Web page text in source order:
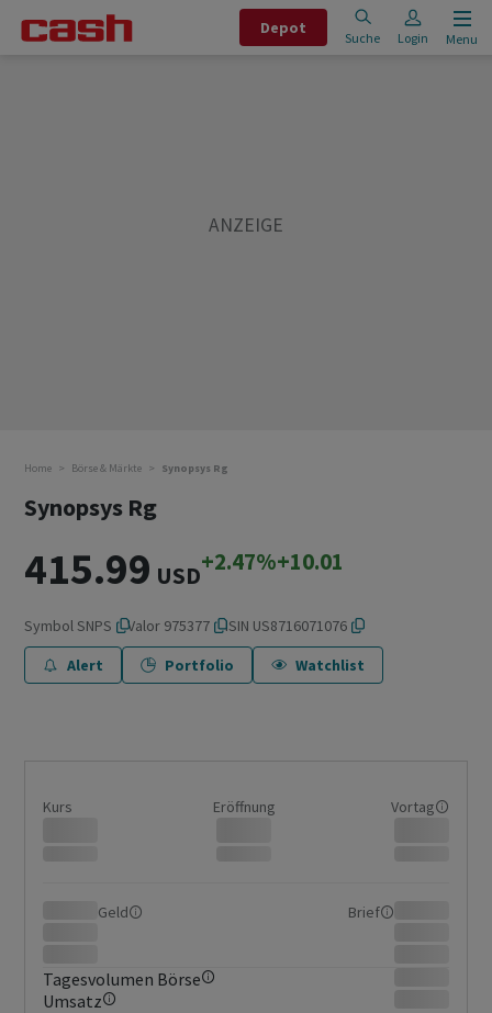
Depot
Suche Login Menu
Home Börse & Märkte Synopsys Rg
Synopsys Rg
415.99 USD+2.47%+10.01
SymbolSNPS Valor 975377 ISIN US8716071076
Alert
Portfolio Watchlist
Kurs Eröffnung Vortag
Geld Brief
Tagesvolumen Börse
Umsatz